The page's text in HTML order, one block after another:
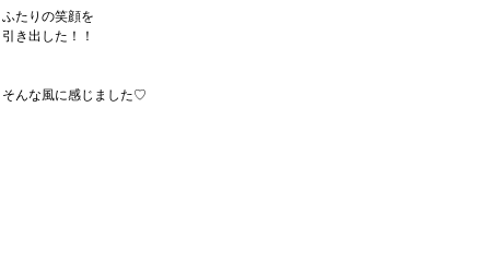
ふたりの笑顔を
引き出した！！
そんな風に感じました♡